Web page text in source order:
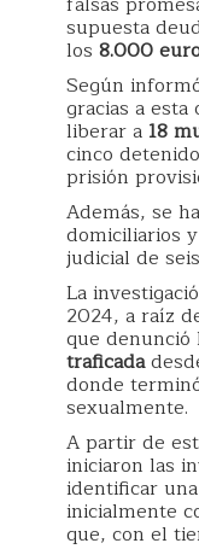
supuesta
los 8.000
Según
gracias a esta
liberar a 18
cinco
prisión
Además, se
domiciliarios
judicial de
La
2024, a raíz
que denunció
traficada
donde
sexualmente.
A partir de
iniciaron las
identificar
inicialmente
que, con el